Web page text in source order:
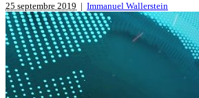
25 septembre 2019 | Immanuel Wallerstein